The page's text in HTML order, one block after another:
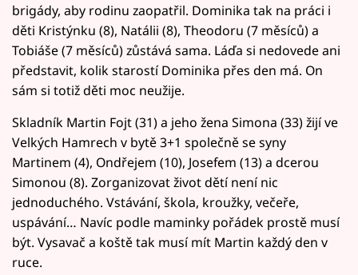
brigády, aby rodinu zaopatřil. Dominika tak na práci i
děti Kristýnku (8), Natálii (8), Theodoru (7 měsíců) a
Tobiáše (7 měsíců) zůstává sama. Láďa si nedovede ani
představit, kolik starostí Dominika přes den má. On
sám si totiž děti moc neužije.
Skladník Martin Fojt (31) a jeho žena Simona (33) žijí ve
Velkých Hamrech v bytě 3+1 společně se syny
Martinem (4), Ondřejem (10), Josefem (13) a dcerou
Simonou (8). Zorganizovat život dětí není nic
jednoduchého. Vstávání, škola, kroužky, večeře,
uspávání… Navíc podle maminky pořádek prostě musí
být. Vysavač a koště tak musí mít Martin každý den v
ruce.